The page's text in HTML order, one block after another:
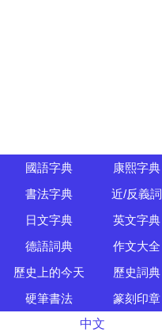
國語字典 康熙字典
書法字典 近/反義詞
日文字典 英文字典
德語詞典 作文大全
歷史上的今天 歷史詞典
硬筆書法 篆刻印章
中文